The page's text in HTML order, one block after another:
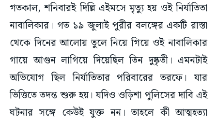
গতকাল, শনিবারই দিল্লি এইমসে মৃত্যু হয় ওই নির্যাতিতা
নাবালিকার। গত ১৯ জুলাই পুরীর বলঙ্গের একটি রাস্তা
থেকে দিনের আলোয় তুলে নিয়ে গিয়ে ওই নাবালিকার
গায়ে আগুন লাগিয়ে দিয়েছিল তিন দুষ্কৃতী। এমনটাই
অভিযোগ ছিল নির্যাতিতার পরিবারের তরফে। যার
ভিত্তিতে তদন্ত শুরু হয়। যদিও ওড়িশা পুলিসের দাবি এই
ঘটনার সঙ্গে কেউই যুক্ত নন। তাহলে কী আত্মহত্যা